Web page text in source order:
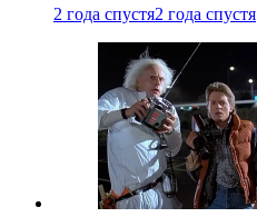
2 года спустя2 года спустя